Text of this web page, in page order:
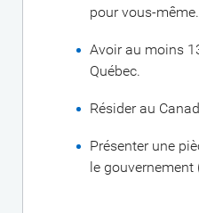
pour vous-même.
Avoir au moins
Québec.
Résider au
Présenter une
le gouvernement